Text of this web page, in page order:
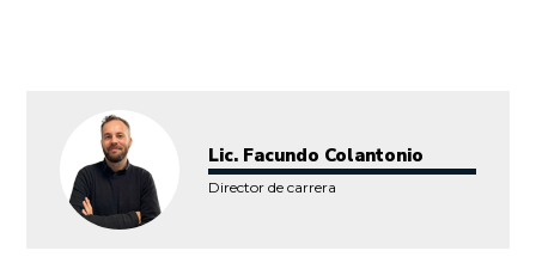
Lic. Facundo Colantonio
Director de carrera